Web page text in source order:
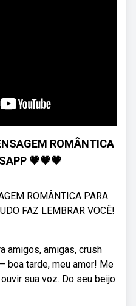
ROMÂNTICA
💗💗💗
ROMÂNTICA PARA
FAZ LEMBRAR VOCÊ!
amigos, amigas, crush
boa tarde, meu amor! Me
sua voz. Do seu beijo